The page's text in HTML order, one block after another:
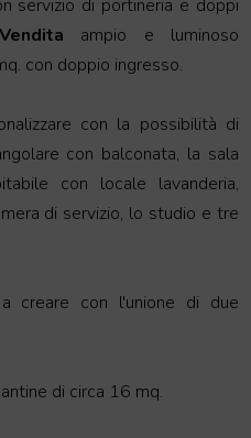
servizio di portineria e doppi
Vendita ampio e luminoso
con doppio ingresso.
con la possibilità di
con balconata, la sala
con locale lavanderia,
di servizio, lo studio e tre
creare con l'unione di due
di circa 16 mq.